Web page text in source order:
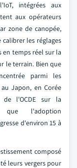
intégrées aux
aux opérateurs
zone de canopée,
les réglages
en temps réel sur la
le terrain. Bien que
parmi les
Japon, en Corée
l'OCDE sur la
que l'adoption
d'environ 15 à
composé
leurs vergers pour